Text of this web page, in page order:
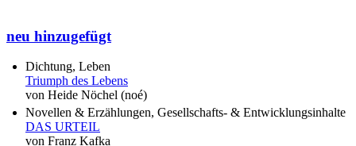
neu hinzugefügt
Dichtung, Leben
Triumph des Lebens
von Heide Nöchel (noé)
Novellen & Erzählungen, Gesellschafts- & Entwicklungsinhalte
DAS URTEIL
von Franz Kafka